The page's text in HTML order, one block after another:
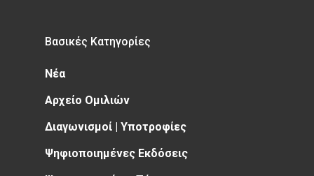
Βασικές Κατηγορίες
Νέα
Αρχείο Ομιλιών
Διαγωνισμοί | Υποτροφίες
Ψηφιοποιημένες Εκδόσεις